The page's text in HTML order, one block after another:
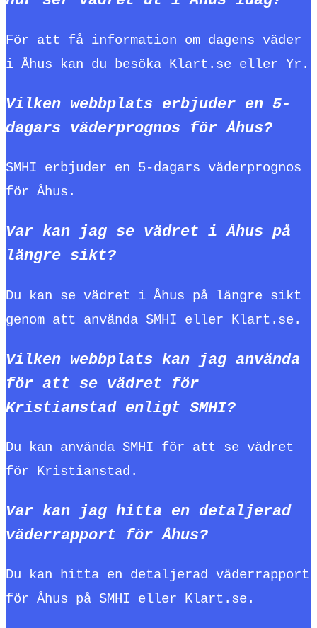
För att få information om dagens väder
i Åhus kan du besöka Klart.se eller Yr.
Vilken webbplats erbjuder en 5-
dagars väderprognos för Åhus?
SMHI erbjuder en 5-dagars väderprognos
för Åhus.
Var kan jag se vädret i Åhus på
längre sikt?
Du kan se vädret i Åhus på längre sikt
genom att använda SMHI eller Klart.se.
Vilken webbplats kan jag använda
för att se vädret för
Kristianstad enligt SMHI?
Du kan använda SMHI för att se vädret
för Kristianstad.
Var kan jag hitta en detaljerad
väderrapport för Åhus?
Du kan hitta en detaljerad väderrapport
för Åhus på SMHI eller Klart.se.